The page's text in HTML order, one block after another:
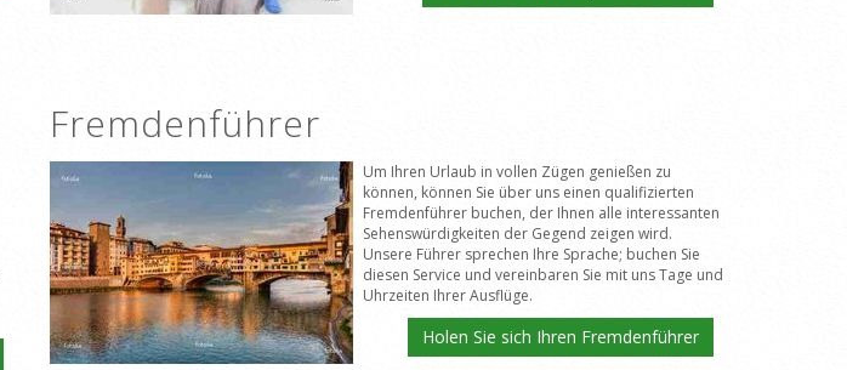
Fremdenführer
Um Ihren Urlaub in vollen Zügen genießen zu
können, können Sie über uns einen qualifizierten
Fremdenführer buchen, der Ihnen alle interessanten
Sehenswürdigkeiten der Gegend zeigen wird.
Unsere Führer sprechen Ihre Sprache; buchen Sie
diesen Service und vereinbaren Sie mit uns Tage und
Uhrzeiten Ihrer Ausflüge.
Holen Sie sich Ihren Fremdenführer